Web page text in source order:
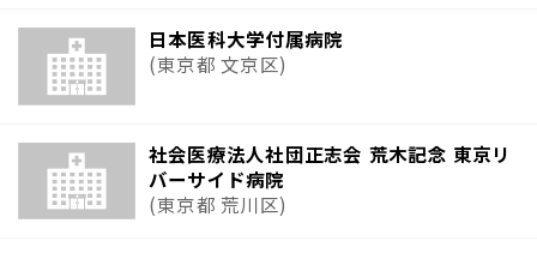
日本医科大学付属病院
(東京都 文京区)
社会医療法人社団正志会 荒木記念 東京リ
バーサイド病院
(東京都 荒川区)